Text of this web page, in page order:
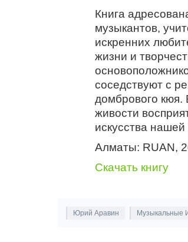
Книга
музыкантов,
искренних
жизни и
соседствуют с
домбрового кюя.
живости
искусства
Алматы: RUAN,
Скачать книгу
Юрий Аравин Музыкальные